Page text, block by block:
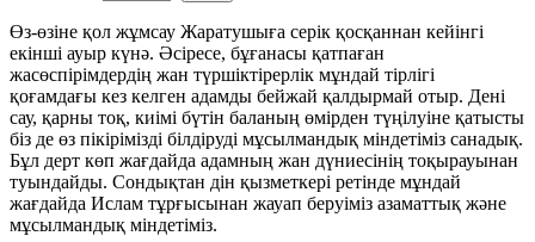
Өз-өзіне қол жұмсау Жаратушыға серік қосқаннан кейінгі
екінші ауыр күнә. Әсіресе, бұғанасы қатпаған
жасөспірімдердің жан түршіктірерлік мұндай тірлігі
қоғамдағы кез келген адамды бейжай қалдырмай отыр. Дені
сау, қарны тоқ, киімі бүтін баланың өмірден түңілуіне қатысты
біз де өз пікірімізді білдіруді мұсылмандық міндетіміз санадық.
Бұл дерт көп жағдайда адамның жан дүниесінің тоқырауынан
туындайды. Сондықтан дін қызметкері ретінде мұндай
жағдайда Ислам тұрғысынан жауап беруіміз азаматтық және
мұсылмандық міндетіміз.